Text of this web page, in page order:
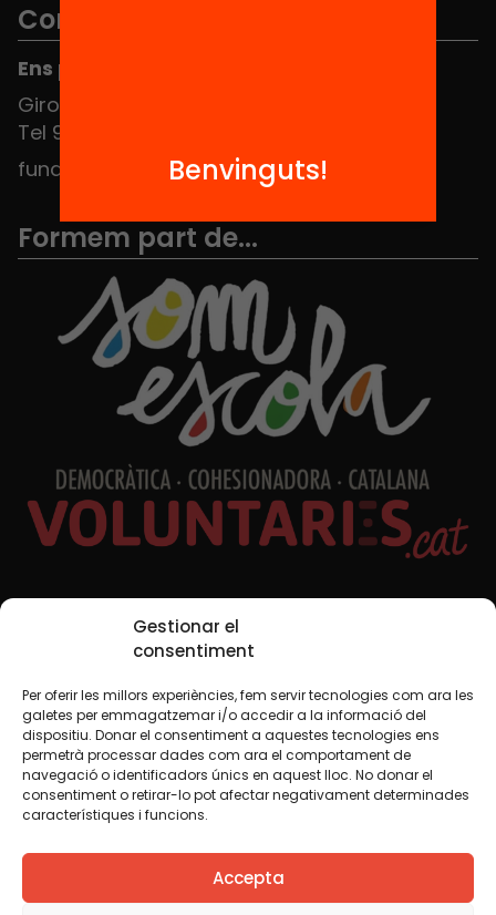
Gestionar el
consentiment
Per oferir les millors experiències, fem servir tecnologies com ara les
galetes per emmagatzemar i/o accedir a la informació del
dispositiu. Donar el consentiment a aquestes tecnologies ens
permetrà processar dades com ara el comportament de
navegació o identificadors únics en aquest lloc. No donar el
consentiment o retirar-lo pot afectar negativament determinades
característiques i funcions.
Accepta
Contacte
Ens pots trobar al Hub Social
Girona 34, interior 08010 Barcelona
Tel 934 588 700
fundacio@equitat.org
Formem part de...
Xarxes Socials
TWT YTB IG FB IN
Avís legalPolítica de cookies
Creiem que el coneixement s’ha de compartir. Per això
fem servir una llicència Creative Commons, llevat que en
algun material indiquem el contrari. Us animem a copiar,
Benvinguts!